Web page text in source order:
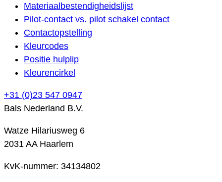
Materiaalbestendigheidslijst
Pilot-contact vs. pilot schakel contact
Contactopstelling
Kleurcodes
Positie hulplip
Kleurencirkel
+31 (0)23 547 0947
Bals Nederland B.V.
Watze Hilariusweg 6
2031 AA Haarlem
KvK-nummer: 34134802